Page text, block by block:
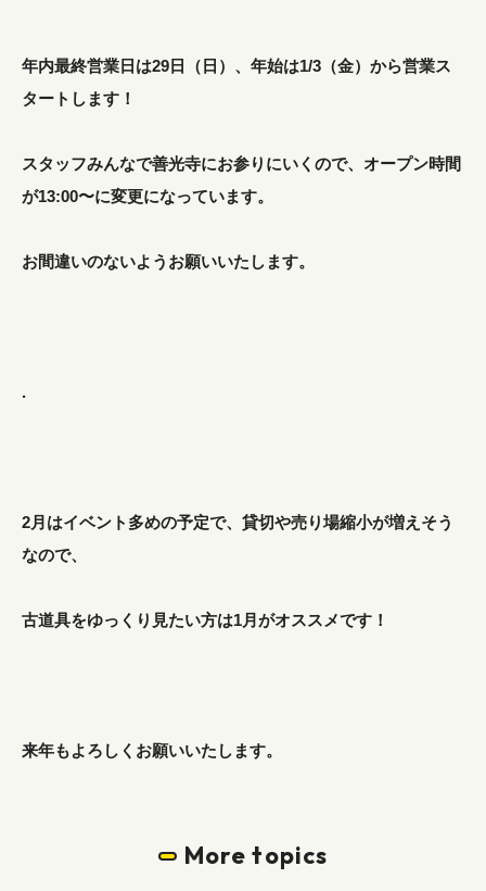
年内最終営業日は29日（日）、年始は1/3（金）から営業ス
タートします！
スタッフみんなで善光寺にお参りにいくので、オープン時間
が13:00〜に変更になっています。
お間違いのないようお願いいたします。
.
2月はイベント多めの予定で、貸切や売り場縮小が増えそう
なので、
古道具をゆっくり見たい方は1月がオススメです！
来年もよろしくお願いいたします。
More topics